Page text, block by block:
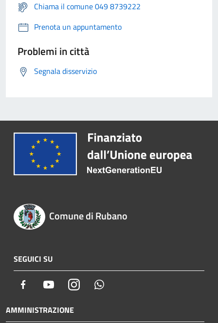
Chiama il comune 049 8739222
Prenota un appuntamento
Problemi in città
Segnala disservizio
Comune di Rubano
SEGUICI SU
Facebook YoutubeInstagram
AMMINISTRAZIONE